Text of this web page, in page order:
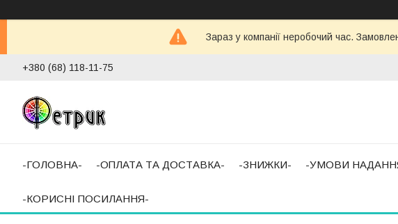
Зараз у компанії неробочий час.
+380 (68) 118-11-75
-ГОЛОВНА- -ОПЛАТА ТА ДОСТАВКА- -ЗНИЖКИ- -УМОВИ
-КОРИСНІ ПОСИЛАННЯ-